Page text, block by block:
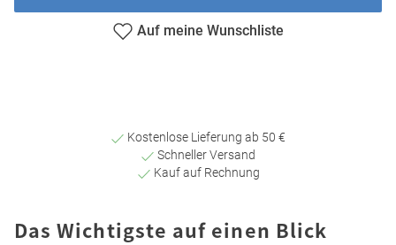
Auf meine Wunschliste
Kostenlose Lieferung ab 50 €
Schneller Versand
Kauf auf Rechnung
Das Wichtigste auf einen Blick